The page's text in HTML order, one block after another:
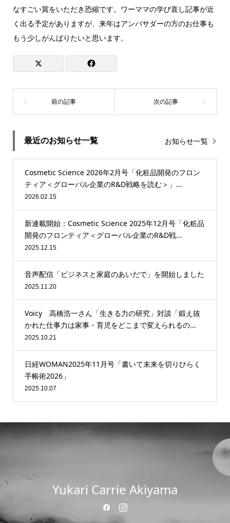
なすごい賞をいただき恐縮です。ワーママの学び直し記事が近
く出る予定がありますが、来年はアンバサダーの方のお仕事も
もう少しがんばりたいと思います。
最近のお知らせ一覧 お知らせ一覧
Cosmetic Science 2026年2月号「化粧品開発のフロン
ティア＜グローバル企業のR&D戦略を読む＞」...
2026.02.15
新連載開始：Cosmetic Science 2025年12月号「化粧品
開発のフロンティア＜グローバル企業のR&D戦...
2025.12.15
音声配信「ビジネスと家庭のあいだで」を開始しました
2025.11.20
Voicy 高橋浩一さん「生きる力の研究」対談「鍛え抜
かれた仕事力は家事・育児をどこまで変えられるの...
2025.10.21
日経WOMAN2025年11月号「書いて未来を切りひらく
手帳術2026」
2025.10.07
Yukari Carrie Akiyama